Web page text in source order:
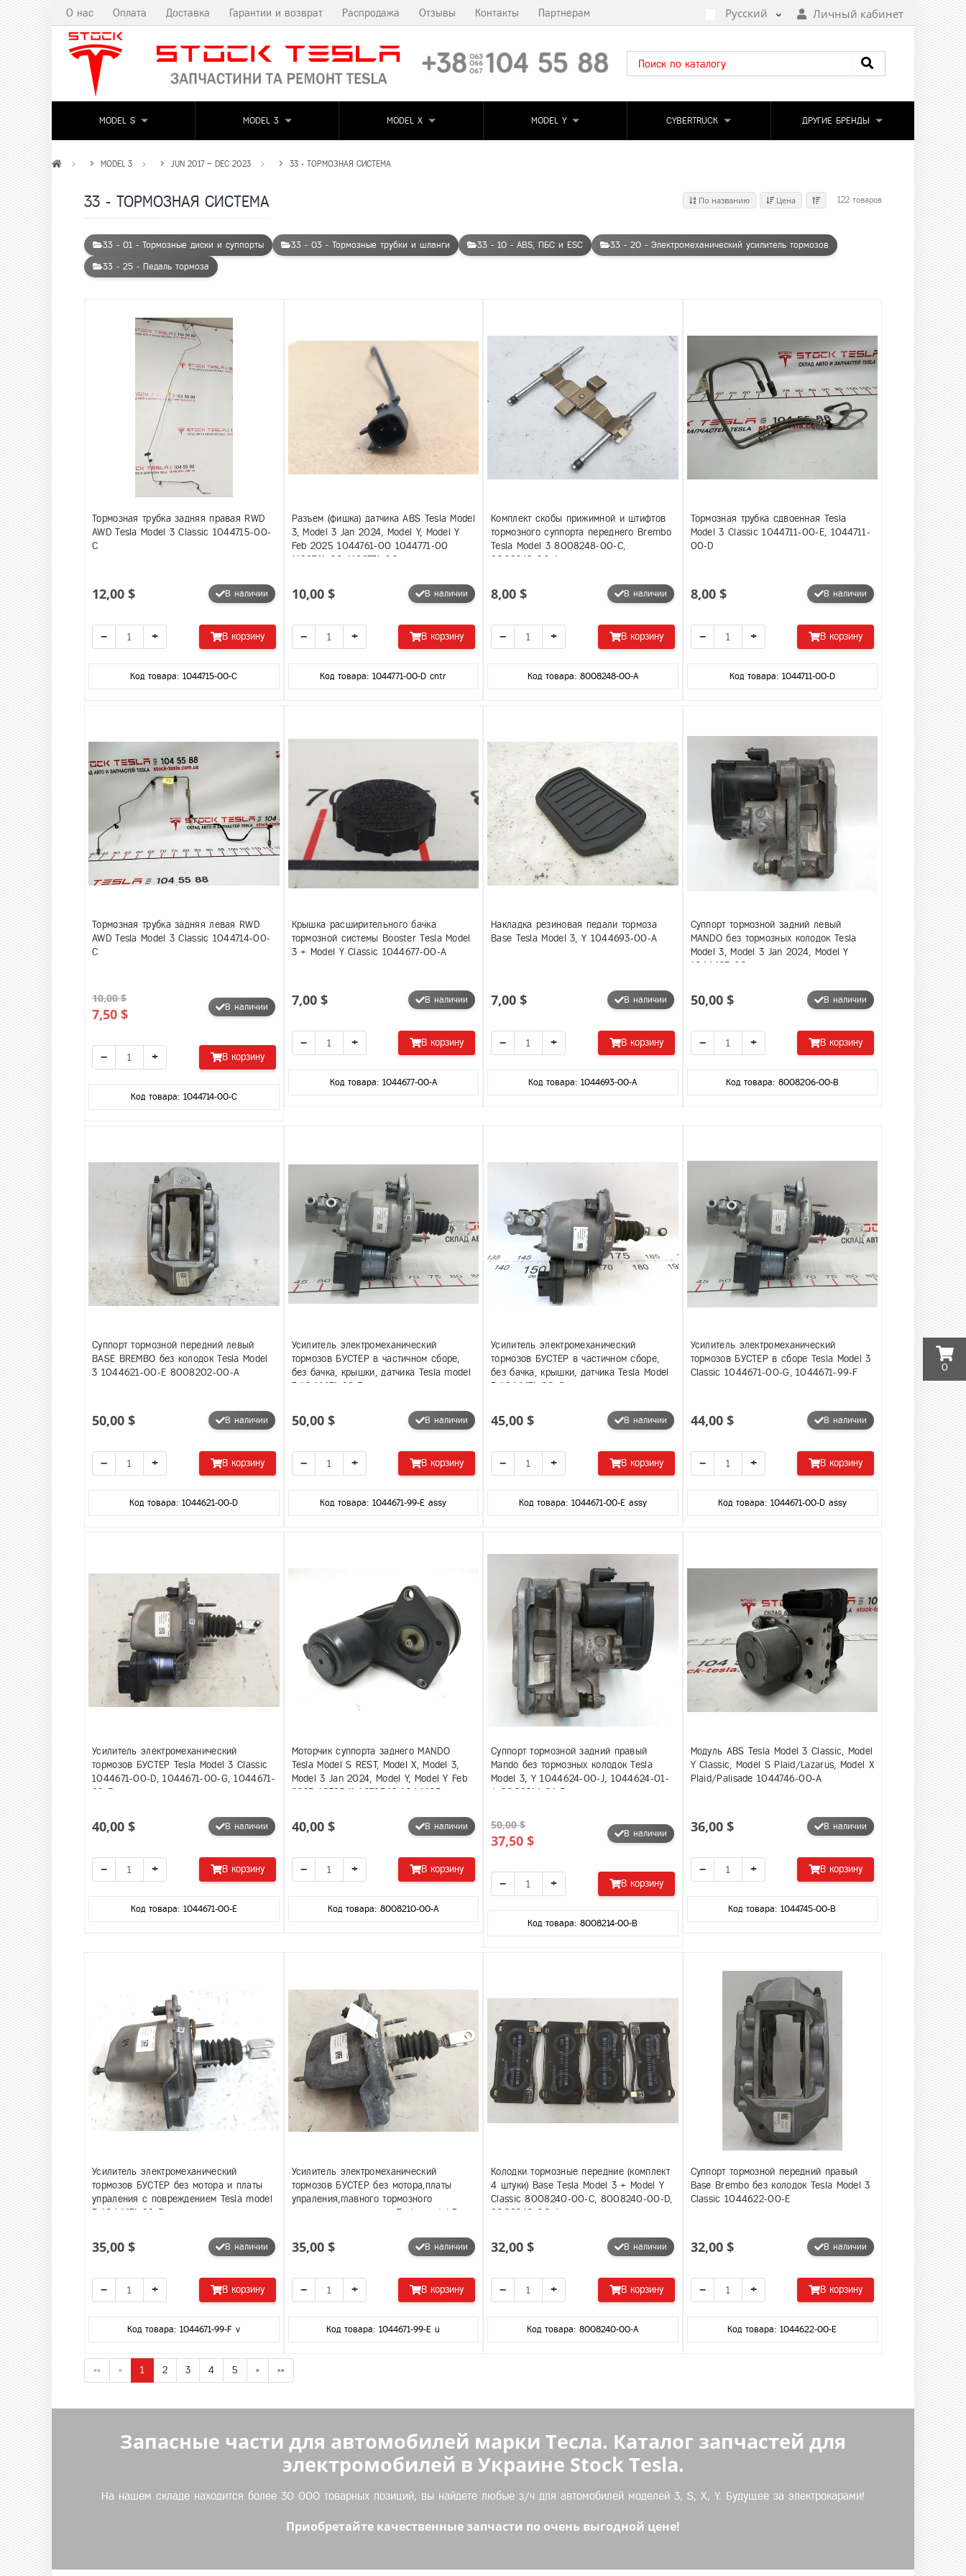
0
О нас Оплата Доставка Гарантии и возврат Распродажа Отзывы Контакты Партнерам Русский Личный кабинет
MODEL S MODEL 3 MODEL X MODEL Y CYBERTRUCK ДРУГИЕ БРЕНДЫ
MODEL 3 JUN 2017 – DEC 2023 33 - ТОРМОЗНАЯ СИСТЕМА
33 - ТОРМОЗНАЯ СИСТЕМА По названию Цена 122 товаров
33 - 01 - Тормозные диски и суппорты 33 - 03 - Тормозные трубки и шланги 33 - 10 - ABS, ПБС и ESC 33 - 20 - Электромеханический усилитель тормозов
33 - 25 - Педаль тормоза
Тормозная трубка задняя правая RWD
AWD Tesla Model 3 Classic 1044715-00-
C
12,00 $ В наличии
− + В корзину
Код товара: 1044715-00-C
Разъем (фишка) датчика ABS Tesla Model
3, Model 3 Jan 2024, Model Y, Model Y
Feb 2025 1044761-00 1044771-00
1188761-00 1188771-00
10,00 $ В наличии
− + В корзину
Код товара: 1044771-00-D cntr
Комплект скобы прижимной и штифтов
тормозного суппорта переднего Brembo
Tesla Model 3 8008248-00-C,
8008248-00-A
8,00 $ В наличии
− + В корзину
Код товара: 8008248-00-A
Тормозная трубка сдвоенная Tesla
Model 3 Classic 1044711-00-E, 1044711-
00-D
8,00 $ В наличии
− + В корзину
Код товара: 1044711-00-D
Тормозная трубка задняя левая RWD
AWD Tesla Model 3 Classic 1044714-00-
C
10,00 $
7,50 $ В наличии
− + В корзину
Код товара: 1044714-00-C
Крышка расширительного бачка
тормозной системы Booster Tesla Model
3 + Model Y Classic 1044677-00-A
7,00 $ В наличии
− + В корзину
Код товара: 1044677-00-A
Накладка резиновая педали тормоза
Base Tesla Model 3, Y 1044693-00-A
7,00 $ В наличии
− + В корзину
Код товара: 1044693-00-A
Суппорт тормозной задний левый
MANDO без тормозных колодок Tesla
Model 3, Model 3 Jan 2024, Model Y
1044623-00
50,00 $ В наличии
− + В корзину
Код товара: 8008206-00-B
Суппорт тормозной передний левый
BASE BREMBO без колодок Tesla Model
3 1044621-00-E 8008202-00-A
50,00 $ В наличии
− + В корзину
Код товара: 1044621-00-D
Усилитель электромеханический
тормозов БУСТЕР в частичном сборе,
без бачка, крышки, датчика Tesla model
3 1044671-99-F
50,00 $ В наличии
− + В корзину
Код товара: 1044671-99-E assy
Усилитель электромеханический
тормозов БУСТЕР в частичном сборе,
без бачка, крышки, датчика Tesla Model
3 1044671-00-G
45,00 $ В наличии
− + В корзину
Код товара: 1044671-00-E assy
Усилитель электромеханический
тормозов БУСТЕР в сборе Tesla Model 3
Classic 1044671-00-G, 1044671-99-F
44,00 $ В наличии
− + В корзину
Код товара: 1044671-00-D assy
Усилитель электромеханический
тормозов БУСТЕР Tesla Model 3 Classic
1044671-00-D, 1044671-00-G, 1044671-
99-F
40,00 $ В наличии
− + В корзину
Код товара: 1044671-00-E
Моторчик суппорта заднего MANDO
Tesla Model S REST, Model X, Model 3,
Model 3 Jan 2024, Model Y, Model Y Feb
2025 1078541 1078542 1044623
40,00 $ В наличии
− + В корзину
Код товара: 8008210-00-A
Суппорт тормозной задний правый
Mando без тормозных колодок Tesla
Model 3, Y 1044624-00-J, 1044624-01-
J, 8008214-01-B
50,00 $
37,50 $ В наличии
− + В корзину
Код товара: 8008214-00-B
Модуль ABS Tesla Model 3 Classic, Model
Y Classic, Model S Plaid/Lazarus, Model X
Plaid/Palisade 1044746-00-A
36,00 $ В наличии
− + В корзину
Код товара: 1044745-00-B
Усилитель электромеханический
тормозов БУСТЕР без мотора и платы
упраления с повреждением Tesla model
3 1044671-99-F
35,00 $ В наличии
− + В корзину
Код товара: 1044671-99-F v
Усилитель электромеханический
тормозов БУСТЕР без мотора,платы
упраления,главного тормозного
цилиндра, некондиция Tesla model 3
35,00 $ В наличии
− + В корзину
Код товара: 1044671-99-E u
Колодки тормозные передние (комплект
4 штуки) Base Tesla Model 3 + Model Y
Classic 8008240-00-C, 8008240-00-D,
8008240-00-A
32,00 $ В наличии
− + В корзину
Код товара: 8008240-00-A
Суппорт тормозной передний правый
Base Brembo без колодок Tesla Model 3
Classic 1044622-00-E
32,00 $ В наличии
− + В корзину
Код товара: 1044622-00-E
«« « 1 2 3 4 5 » »»
Запасные части для автомобилей марки Тесла. Каталог запчастей для
электромобилей в Украине Stock Tesla.
На нашем складе находится более 30 000 товарных позиций, вы найдете любые з/ч для автомобилей моделей 3, S, X, Y. Будущее за электрокарами!
Приобретайте качественные запчасти по очень выгодной цене!